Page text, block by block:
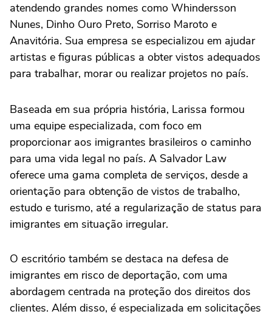
atendendo grandes nomes como Whindersson
Nunes, Dinho Ouro Preto, Sorriso Maroto e
Anavitória. Sua empresa se especializou em ajudar
artistas e figuras públicas a obter vistos adequados
para trabalhar, morar ou realizar projetos no país.
Baseada em sua própria história, Larissa formou
uma equipe especializada, com foco em
proporcionar aos imigrantes brasileiros o caminho
para uma vida legal no país. A Salvador Law
oferece uma gama completa de serviços, desde a
orientação para obtenção de vistos de trabalho,
estudo e turismo, até a regularização de status para
imigrantes em situação irregular.
O escritório também se destaca na defesa de
imigrantes em risco de deportação, com uma
abordagem centrada na proteção dos direitos dos
clientes. Além disso, é especializada em solicitações